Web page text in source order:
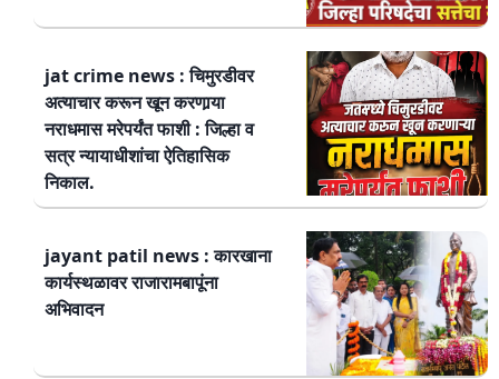
jat crime news : चिमुरडीवर
अत्याचार करून खून करणार्‍या
नराधमास मरेपर्यंत फाशी : जिल्हा व
सत्र न्यायाधीशांचा ऐतिहासिक
निकाल.
jayant patil news : कारखाना
कार्यस्थळावर राजारामबापूंना
अभिवादन